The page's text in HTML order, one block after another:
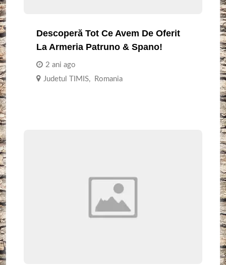
Descoperă Tot Ce Avem De Oferit
La Armeria Patruno & Spano!
2 ani ago
Judetul TIMIS, Romania